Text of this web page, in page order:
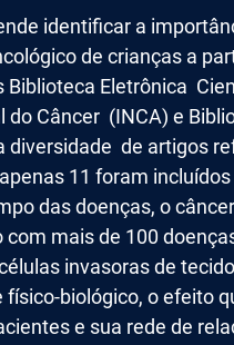
identificar a
de crianças a
Biblioteca Eletrônica
Câncer (INCA) e
diversidade de artigos
11 foram
das doenças, o
com mais de 100
invasoras de
físico-biológico, o efeito
e sua rede de